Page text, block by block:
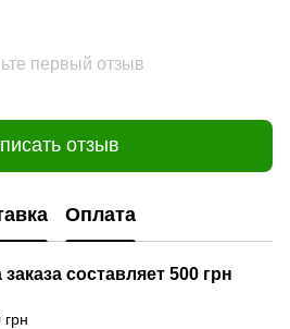
первый отзыв
отзыв
Оплата
составляет 500 грн